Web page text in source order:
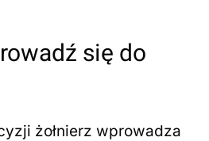
się do
żołnierz wprowadza